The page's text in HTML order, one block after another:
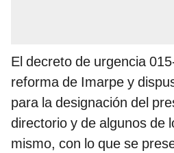
El decreto de urgencia
reforma de Imarpe y
para la designación del
directorio y de algunos de
mismo, con lo que se